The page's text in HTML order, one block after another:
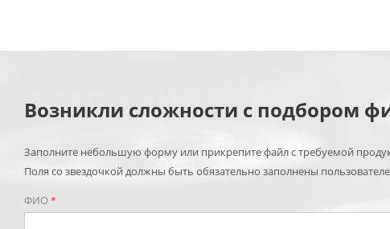
Возникли сложности с подбором
Заполните небольшую форму или прикрепите файл с требуемой
Поля со звездочкой должны быть обязательно заполнены
ФИО*